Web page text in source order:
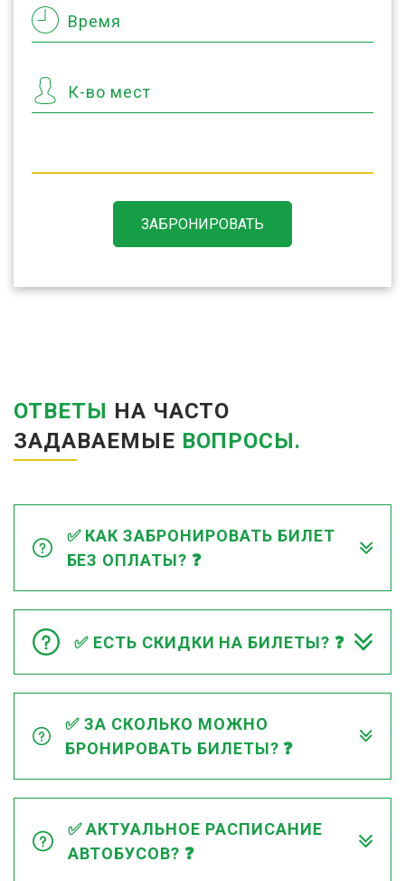
Время
К-во мест
ЗАБРОНИРОВАТЬ
ОТВЕТЫ НА ЧАСТО
ЗАДАВАЕМЫЕ ВОПРОСЫ.
✅ КАК ЗАБРОНИРОВАТЬ БИЛЕТ
БЕЗ ОПЛАТЫ? ❓
✅ ЕСТЬ СКИДКИ НА БИЛЕТЫ? ❓
✅ ЗА СКОЛЬКО МОЖНО
БРОНИРОВАТЬ БИЛЕТЫ? ❓
✅ АКТУАЛЬНОЕ РАСПИСАНИЕ
АВТОБУСОВ? ❓